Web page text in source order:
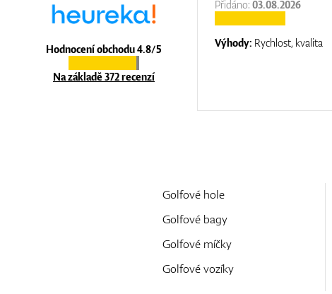
Hodnocení obchodu 4.8/5
Na základě 372 recenzí
Přidáno:03.08.2026
Výhody: Rychlost, kvalita
Golfové hole
Golfové bagy
Golfové míčky
Golfové vozíky